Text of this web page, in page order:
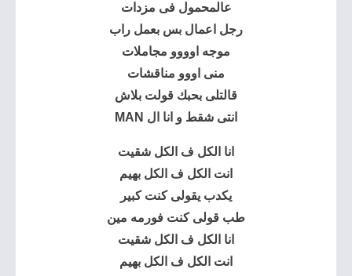
عالمحمول فى مزدات
رجل اعمال بس بعمل راب
موجه اوووو مجاملات
منى اووو مناقشات
قالتلى بحبك قولت بلاش
انتى شقط و انا ال MAN
انا الكل ف الكل شقيت
انت الكل ف الكل بهيم
يكدب يقولى كنت كبير
طب قولى كنت فورمه مين
انا الكل ف الكل شقيت
انت الكل ف الكل بهيم